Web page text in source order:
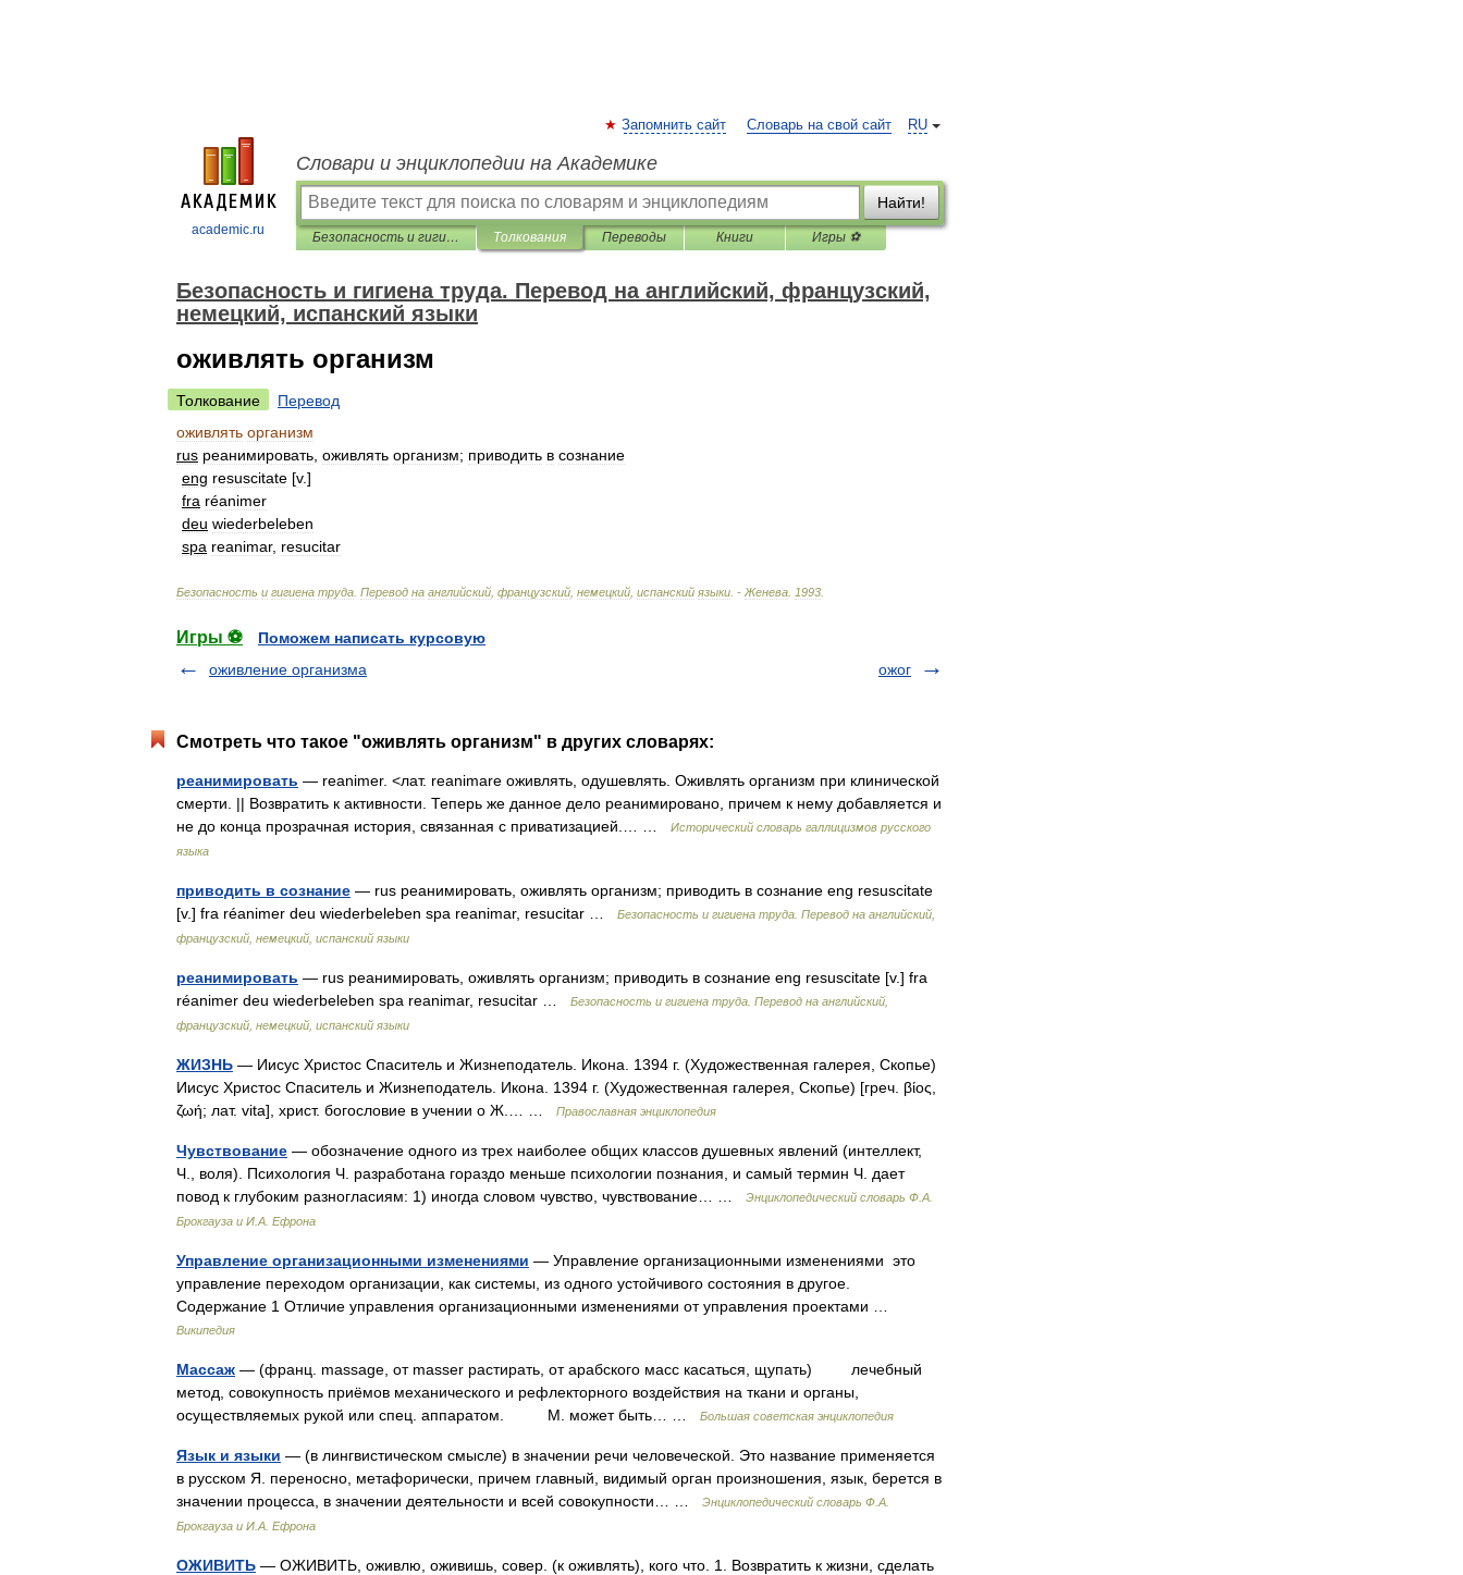
academic.ru
RU
Запомнить сайт Словарь на свой сайт
Словари и энциклопедии на Академике
Найти!
Безопасность и гигиена труда. Перевод на английский, французский, немецкий, испанский языки Толкования Переводы Книги Игры ⚽
Безопасность и гигиена труда. Перевод на английский, французский,
немецкий, испанский языки
оживлять организм
Толкование
Перевод
оживлять организм
rus реанимировать оживлять организм; приводить в сознание
eng resuscitate [v.]
fra réanimer
deu wiederbeleben
spa reanimar, resucitar
Безопасность и гигиена труда Перевод на английский французский немецкий испанский языки . - Женева 1993
Игры ⚽
Поможем написать курсовую
оживление организма
ожог
Смотреть что такое "оживлять организм" в других словарях:
реанимировать — reanimer. <лат. reanimare оживлять, одушевлять. Оживлять организм при клинической
смерти. || Возвратить к активности. Теперь же данное дело реанимировано, причем к нему добавляется и
не до конца прозрачная история, связанная с приватизацией.… …
Исторический словарь галлицизмов русского
языка
приводить в сознание — rus реанимировать, оживлять организм; приводить в сознание eng resuscitate
[v.] fra réanimer deu wiederbeleben spa reanimar, resucitar …
Безопасность и гигиена труда. Перевод на английский,
французский, немецкий, испанский языки
реанимировать — rus реанимировать, оживлять организм; приводить в сознание eng resuscitate [v.] fra
réanimer deu wiederbeleben spa reanimar, resucitar …
Безопасность и гигиена труда. Перевод на английский,
французский, немецкий, испанский языки
ЖИЗНЬ — Иисус Христос Спаситель и Жизнеподатель. Икона. 1394 г. (Художественная галерея, Скопье)
Иисус Христос Спаситель и Жизнеподатель. Икона. 1394 г. (Художественная галерея, Скопье) [греч. βίος,
ζωή; лат. vita], христ. богословие в учении о Ж.… …
Православная энциклопедия
Чувствование — обозначение одного из трех наиболее общих классов душевных явлений (интеллект,
Ч., воля). Психология Ч. разработана гораздо меньше психологии познания, и самый термин Ч. дает
повод к глубоким разногласиям: 1) иногда словом чувство, чувствование… …
Энциклопедический словарь Ф.А.
Брокгауза и И.А. Ефрона
Управление организационными изменениями — Управление организационными изменениями это
управление переходом организации, как системы, из одного устойчивого состояния в другое.
Содержание 1 Отличие управления организационными изменениями от управления проектами …
Википедия
Массаж — (франц. massage, от masser растирать, от арабского масс касаться, щупать) лечебный
метод, совокупность приёмов механического и рефлекторного воздействия на ткани и органы,
осуществляемых рукой или спец. аппаратом. М. может быть… …
Большая советская энциклопедия
Язык и языки — (в лингвистическом смысле) в значении речи человеческой. Это название применяется
в русском Я. переносно, метафорически, причем главный, видимый орган произношения, язык, берется в
значении процесса, в значении деятельности и всей совокупности… …
Энциклопедический словарь Ф.А.
Брокгауза и И.А. Ефрона
ОЖИВИТЬ — ОЖИВИТЬ, оживлю, оживишь, совер. (к оживлять), кого что. 1. Возвратить к жизни, сделать